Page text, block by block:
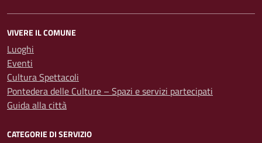
VIVERE IL COMUNE
Luoghi
Eventi
Cultura Spettacoli
Pontedera delle Culture – Spazi e servizi partecipati
Guida alla città
CATEGORIE DI SERVIZIO